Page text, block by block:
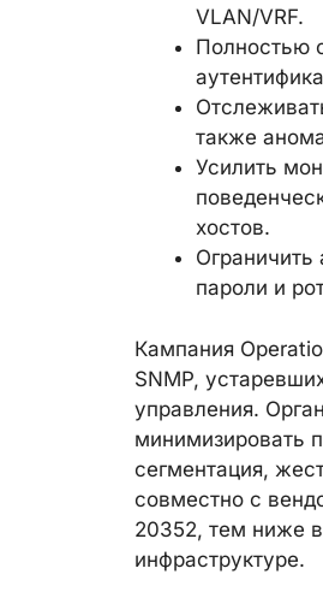
VLAN/VRF.
Полностью
также
Усилить
хостов.
пароли и
Кампания
SNMP,
управления.
минимизировать
сегментация,
совместно с
20352, тем ниже
инфраструктуре.